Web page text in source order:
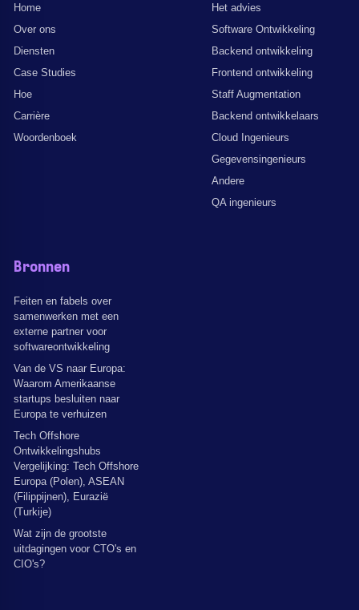
Home
Over ons
Diensten
Case Studies
Hoe
Carrière
Woordenboek
Het advies
Software Ontwikkeling
Backend ontwikkeling
Frontend ontwikkeling
Staff Augmentation
Backend ontwikkelaars
Cloud Ingenieurs
Gegevensingenieurs
Andere
QA ingenieurs
Bronnen
Feiten en fabels over
samenwerken met een
externe partner voor
softwareontwikkeling
Van de VS naar Europa:
Waarom Amerikaanse
startups besluiten naar
Europa te verhuizen
Tech Offshore
Ontwikkelingshubs
Vergelijking: Tech Offshore
Europa (Polen), ASEAN
(Filippijnen), Eurazië
(Turkije)
Wat zijn de grootste
uitdagingen voor CTO's en
CIO's?